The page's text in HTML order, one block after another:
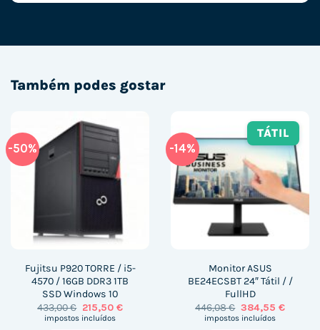
Também podes gostar
-50%
Fujitsu P920 TORRE / i5-
4570 / 16GB DDR3 1TB
SSD Windows 10
433,00€ O
preço
215,50 €O
impostos incluídos
-14%
TÁTIL
Monitor ASUS
BE24ECSBT 24″ Tátil / /
FullHD
446,08€ O
preço
384,55 €O
impostos incluídos